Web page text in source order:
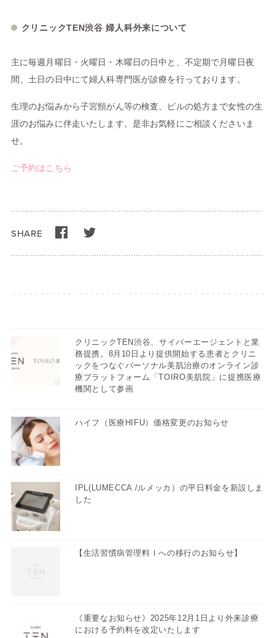
クリニックTEN渋谷 婦人科外来について
主に毎週月曜日・火曜日・木曜日の日中と、不定期で月曜日夜
間、土日の日中にて婦人科専門医が診療を行っております。
生理のお悩みから子宮頸がん等の検査、ピルの処方まで女性の生
涯のお悩みに伴走いたします。是非お気軽にご相談くださいま
せ。
ご予約はこちら
SHARE
クリニックTEN渋谷、サイバーエージェントと業
務提携。8月10日より提供開始する患者とクリニ
ックをつなぐパーソナル美肌治療のオンライン診
療プラットフォーム「TOIRO美肌院」に提携医療
機関として参画
ハイフ（医療HIFU）価格変更のお知らせ
IPL(LUMECCA /ルメッカ）の平日料金を新設しま
した
【生活習慣病管理料Ⅰへの移行のお知らせ】
《重要なお知らせ》2025年12月1日より外来診療
における予約料を改定いたします